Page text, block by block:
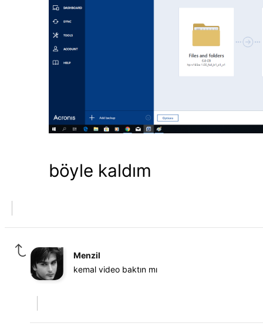
böyle kaldım
Menzil
kemal video baktın mı